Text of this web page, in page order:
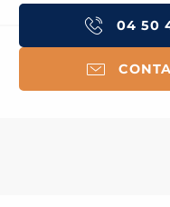
04 50